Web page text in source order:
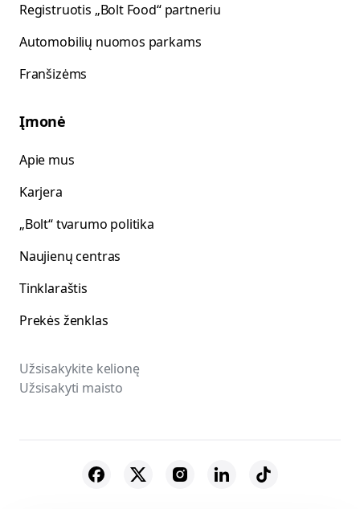
Registruotis „Bolt Food“ partneriu
Automobilių nuomos parkams
Franšizėms
Įmonė
Apie mus
Karjera
„Bolt“ tvarumo politika
Naujienų centras
Tinklaraštis
Prekės ženklas
Užsisakykite kelionę
Užsisakyti maisto